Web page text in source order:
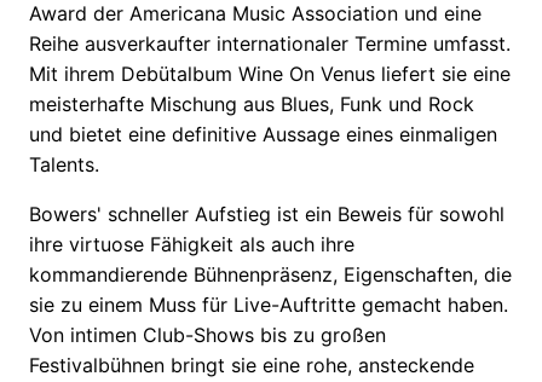
Award der Americana Music Association und eine
Reihe ausverkaufter internationaler Termine umfasst.
Mit ihrem Debütalbum Wine On Venus liefert sie eine
meisterhafte Mischung aus Blues, Funk und Rock
und bietet eine definitive Aussage eines einmaligen
Talents.
Bowers' schneller Aufstieg ist ein Beweis für sowohl
ihre virtuose Fähigkeit als auch ihre
kommandierende Bühnenpräsenz, Eigenschaften, die
sie zu einem Muss für Live-Auftritte gemacht haben.
Von intimen Club-Shows bis zu großen
Festivalbühnen bringt sie eine rohe, ansteckende